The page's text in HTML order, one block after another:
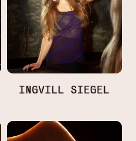
INGVILL SIEGEL